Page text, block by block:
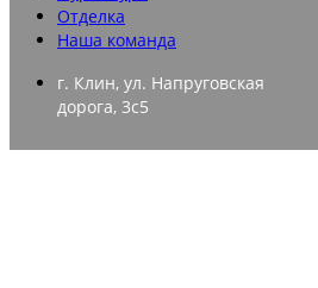
Отделка
Наша команда
г. Клин, ул. Напруговская
дорога, 3с5